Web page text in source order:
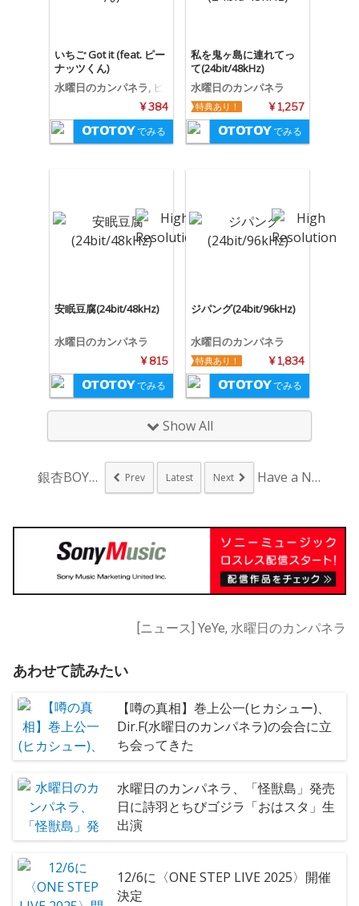
いちご Got it (feat. ピー
ナッツくん)
水曜日のカンパネラ, ピ
¥ 384
でみる
私を鬼ヶ島に連れてっ
て(24bit/48kHz)
水曜日のカンパネラ
¥ 1,257
特典あり！
でみる
安眠豆腐(24bit/48kHz)
水曜日のカンパネラ
¥ 815
でみる
ジパング(24bit/96kHz)
水曜日のカンパネラ
¥ 1,834
特典あり！
でみる
Show All
銀杏BOYZ、全国7... Prev Latest Next Have a Nic...
[ニュース] YeYe, 水曜日のカンパネラ
あわせて読みたい
【噂の真相】巻上公一(ヒカシュー)、
Dir.F(水曜日のカンパネラ)の会合に立
ち会ってきた
水曜日のカンパネラ、「怪獣島」発売
日に詩羽とちびゴジラ「おはスタ」生
出演
12/6に〈ONE STEP LIVE 2025〉開催
決定